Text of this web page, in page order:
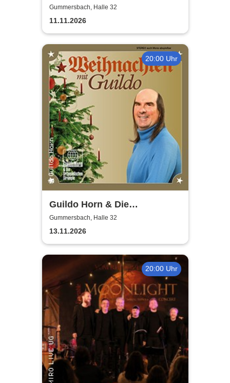
Kriminal Theater
Gummersbach, Halle 32
11.11.2026
20:00 Uhr
Guildo Horn & Die
Orthopädischen Strümpfe -
Weihnachten mit Guildo
Gummersbach, Halle 32
13.11.2026
20:00 Uhr